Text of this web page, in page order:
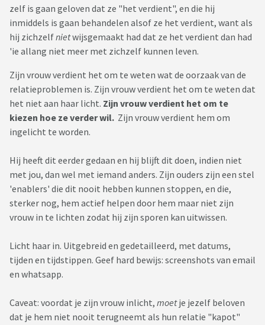
zelf is gaan geloven dat ze "het verdient", en die hij
inmiddels is gaan behandelen alsof ze het verdient, want als
hij zichzelfnietwijsgemaakt had dat ze het verdient dan had
'ie allang niet meer met zichzelf kunnen leven.
Zijn vrouw verdient het om te weten wat de oorzaak van de
relatieproblemen is. Zijn vrouw verdient het om te weten dat
het niet aan haar licht. Zijn vrouw verdient het om te
kiezen hoe ze verder wil. Zijn vrouw verdient hem om
ingelicht te worden.
Hij heeft dit eerder gedaan en hij blijft dit doen, indien niet
met jou, dan wel met iemand anders. Zijn ouders zijn een stel
'enablers' die dit nooit hebben kunnen stoppen, en die,
sterker nog, hem actief helpen door hem maar niet zijn
vrouw in te lichten zodat hij zijn sporen kan uitwissen.
Licht haar in. Uitgebreid en gedetailleerd, met datums,
tijden en tijdstippen. Geef hard bewijs: screenshots van email
en whatsapp.
Caveat: voordat je zijn vrouw inlicht, moetje jezelf beloven
dat je hem niet nooit terugneemt als hun relatie "kapot"